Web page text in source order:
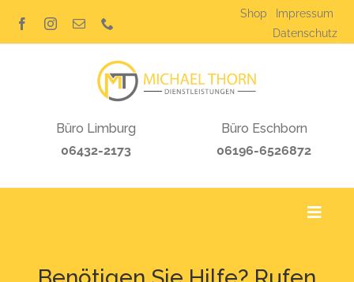
Inhalt
Shop
Impressum
Datenschutz
Büro Limburg
06432-2173
Büro Eschborn
06196-6526872